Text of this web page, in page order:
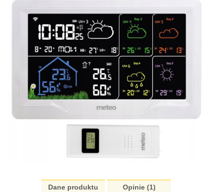
Dane produktu Opinie (1)